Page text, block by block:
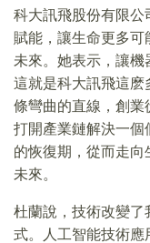
科大訊飛股份有限公
賦能，讓生命更多
未來。她表示，讓機
這就是科大訊飛這麽
條彎曲的直線，創業
打開產業鏈解決一個
的恢復期，從而走
未來。
杜蘭說，技術改變了
式。人工智能技術應